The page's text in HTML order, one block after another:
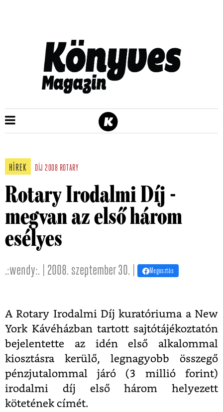
HÍREK DÍJ 2008 ROTARY
Rotary Irodalmi Díj -
megvan az első három
esélyes
.:wendy:. | 2008. szeptember 30. | Megosztás
A Rotary Irodalmi Díj kuratóriuma a New
York Kávéházban tartott sajtótájékoztatón
bejelentette az idén első alkalommal
kiosztásra kerülő, legnagyobb összegő
pénzjutalommal járó (3 millió forint)
irodalmi díj első három helyezett
kötetének címét.